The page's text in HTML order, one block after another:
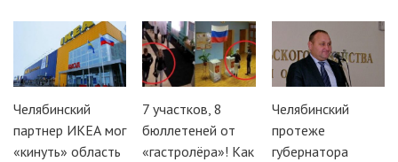
Челябинский
партнер ИКЕА мог
«кинуть» область
7 участков, 8
бюллетеней от
«гастролёра»! Как
Челябинский
протеже
губернатора